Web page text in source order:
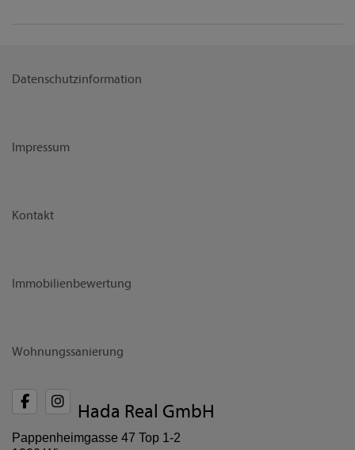
Datenschutzinformation
Impressum
Kontakt
Immobilienbewertung
Wohnungssanierung
Hada Real GmbH
Pappenheimgasse 47 Top 1-2